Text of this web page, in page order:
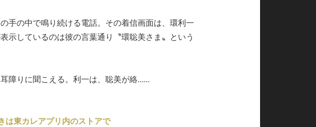
手の中で鳴り続ける電話。その着信画面は、環利一
示しているのは彼の言葉通り〝環聡美さま〟という
障りに聞こえる。利一は、聡美が絡......
は東カレアプリ内のストアで